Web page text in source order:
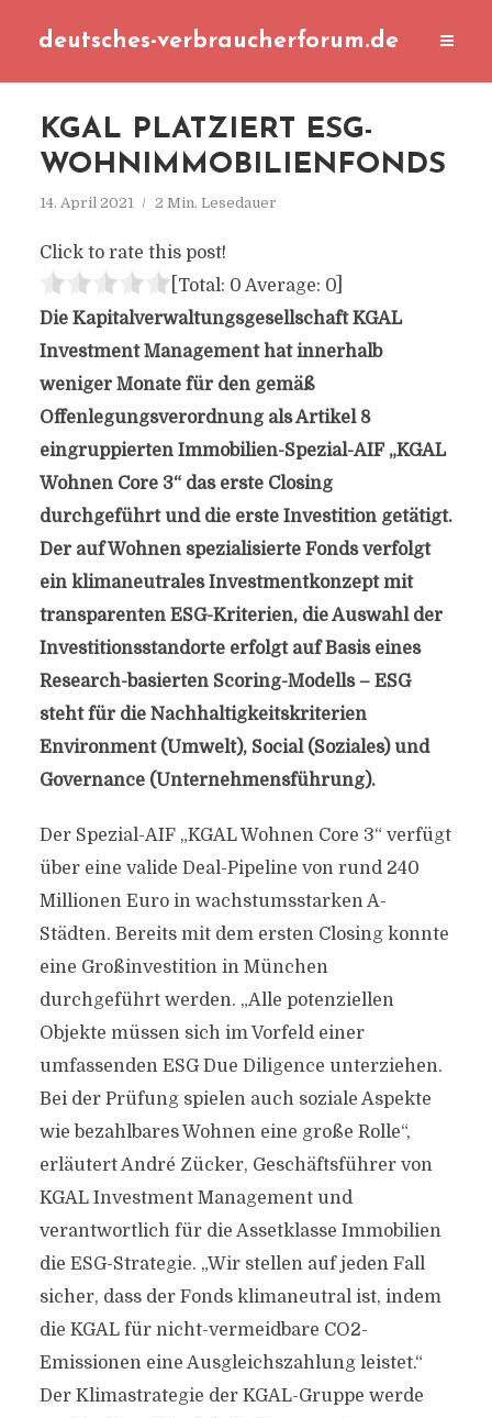
deutsches-verbraucherforum.de
KGAL PLATZIERT ESG-
WOHNIMMOBILIENFONDS
14. April 2021 2 Min. Lesedauer
Click to rate this post!
[Total: 0 Average: 0]
Die Kapitalverwaltungsgesellschaft KGAL
Investment Management hat innerhalb
weniger Monate für den gemäß
Offenlegungsverordnung als Artikel 8
eingruppierten Immobilien-Spezial-AIF „KGAL
Wohnen Core 3“ das erste Closing
durchgeführt und die erste Investition getätigt.
Der auf Wohnen spezialisierte Fonds verfolgt
ein klimaneutrales Investmentkonzept mit
transparenten ESG-Kriterien, die Auswahl der
Investitionsstandorte erfolgt auf Basis eines
Research-basierten Scoring-Modells – ESG
steht für die Nachhaltigkeitskriterien
Environment (Umwelt), Social (Soziales) und
Governance (Unternehmensführung).
Der Spezial-AIF „KGAL Wohnen Core 3“ verfügt
über eine valide Deal-Pipeline von rund 240
Millionen Euro in wachstumsstarken A-
Städten. Bereits mit dem ersten Closing konnte
eine Großinvestition in München
durchgeführt werden. „Alle potenziellen
Objekte müssen sich im Vorfeld einer
umfassenden ESG Due Diligence unterziehen.
Bei der Prüfung spielen auch soziale Aspekte
wie bezahlbares Wohnen eine große Rolle“,
erläutert André Zücker, Geschäftsführer von
KGAL Investment Management und
verantwortlich für die Assetklasse Immobilien
die ESG-Strategie. „Wir stellen auf jeden Fall
sicher, dass der Fonds klimaneutral ist, indem
die KGAL für nicht-vermeidbare CO2-
Emissionen eine Ausgleichszahlung leistet.“
Der Klimastrategie der KGAL-Gruppe werde